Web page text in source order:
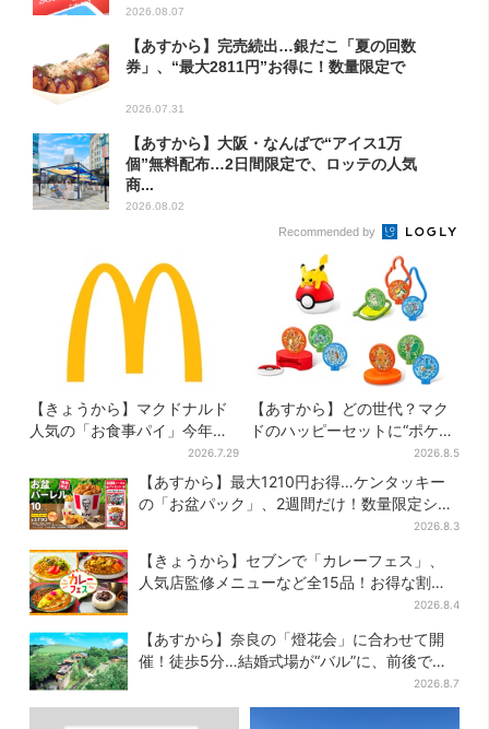
2026.08.07
【あすから】完売続出…銀だこ「夏の回数
券」、“最大2811円”お得に！数量限定で
2026.07.31
【あすから】大阪・なんばで“アイス1万
個”無料配布…2日間限定で、ロッテの人気
商...
2026.08.02
Recommended by
【きょうから】マクドナルド
人気の「お食事パイ」今年も
登場、熱々とろ～り夏限定メ
ニュー
2026.7.29
【あすから】どの世代？マク
ドのハッピーセットに“ポケモ
ンおもちゃ”、歴代30匹に「懐
かしい」と喜びの声
2026.8.5
【あすから】最大1210円お得…ケンタッキー
の「お盆パック」、2週間だけ！数量限定シー
2026.8.3
【きょうから】セブンで「カレーフェス」、
人気店監修メニューなど全15品！お得な割引
2026.8.4
【あすから】奈良の「燈花会」に合わせて開
催！徒歩5分…結婚式場が“バル”に、前後で食
2026.8.7